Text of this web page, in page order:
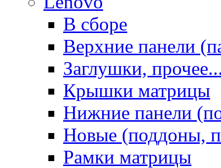
В сборе
Верхние панели
Заглушки,
Крышки матрицы
Нижние панели
Новые (поддоны,
Рамки матрицы